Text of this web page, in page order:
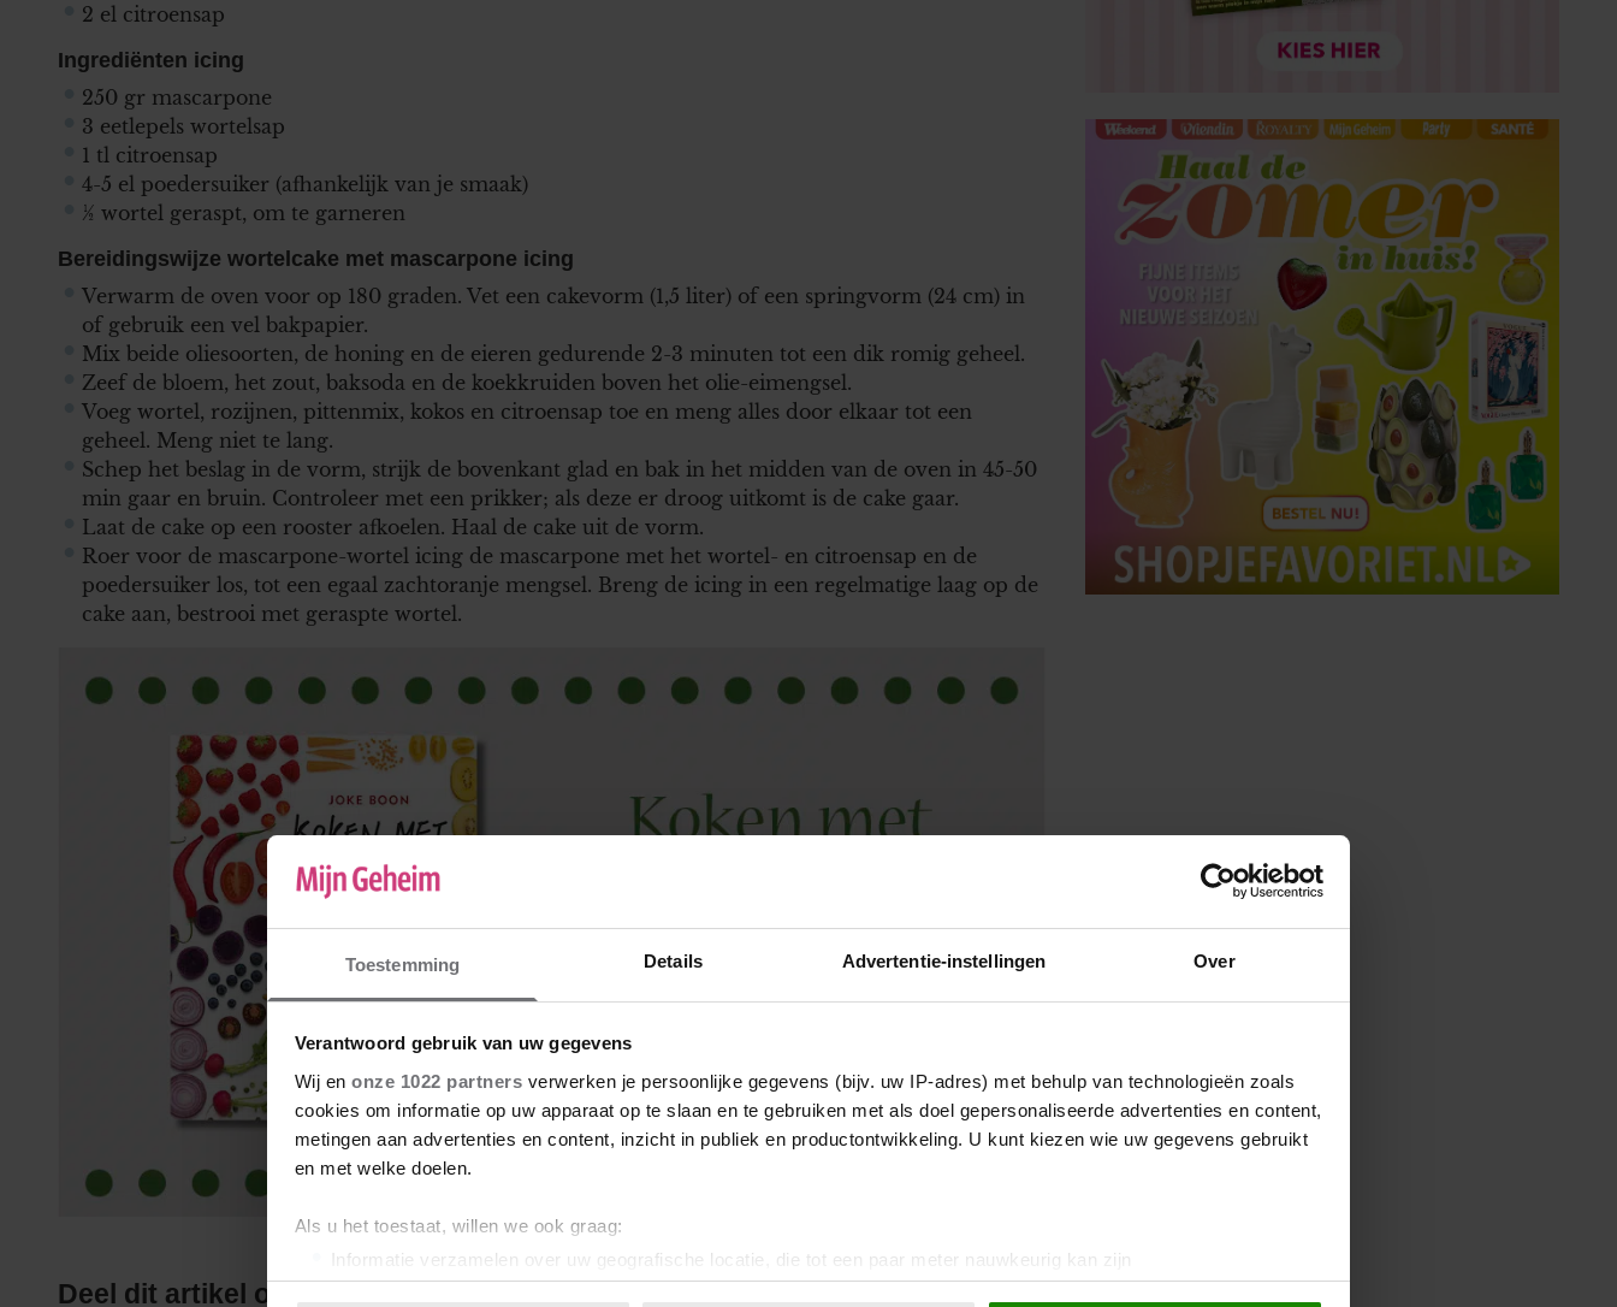
Toestemming Details Advertentie-instellingen Over
Verantwoord gebruik van uw gegevens
Wij en onze 1022 partners verwerken je persoonlijke gegevens (bijv. uw IP-adres) met behulp van technologieën zoals
cookies om informatie op uw apparaat op te slaan en te gebruiken met als doel gepersonaliseerde advertenties en content,
metingen aan advertenties en content, inzicht in publiek en productontwikkeling. U kunt kiezen wie uw gegevens gebruikt
en met welke doelen.
Als u het toestaat, willen we ook graag:
Informatie verzamelen over uw geografische locatie, die tot een paar meter nauwkeurig kan zijn
Uw apparaat identificeren door het actief te scannen op specifieke eigenschappen (fingerprinting)
2 el citroensap
Ingrediënten icing
250 gr mascarpone
3 eetlepels wortelsap
1 tl citroensap
4-5 el poedersuiker (afhankelijk van je smaak)
½ wortel geraspt, om te garneren
Bereidingswijze wortelcake met mascarpone icing
Verwarm de oven voor op 180 graden. Vet een cakevorm (1,5 liter) of een springvorm (24 cm) in
of gebruik een vel bakpapier.
Mix beide oliesoorten, de honing en de eieren gedurende 2-3 minuten tot een dik romig geheel.
Zeef de bloem, het zout, baksoda en de koekkruiden boven het olie-eimengsel.
Voeg wortel, rozijnen, pittenmix, kokos en citroensap toe en meng alles door elkaar tot een
geheel. Meng niet te lang.
Schep het beslag in de vorm, strijk de bovenkant glad en bak in het midden van de oven in 45-50
min gaar en bruin. Controleer met een prikker; als deze er droog uitkomt is de cake gaar.
Laat de cake op een rooster afkoelen. Haal de cake uit de vorm.
Roer voor de mascarpone-wortel icing de mascarpone met het wortel- en citroensap en de
poedersuiker los, tot een egaal zachtoranje mengsel. Breng de icing in een regelmatige laag op de
cake aan, bestrooi met geraspte wortel.
Deel dit artikel op social media!